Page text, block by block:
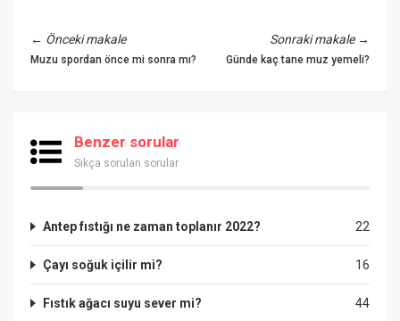
← Önceki makale
Muzu spordan önce mi sonra mı?
Sonraki makale→
Günde kaç tane muz yemeli?
Benzer sorular
Sıkça sorulan sorular
22
Antep fıstığı ne zaman toplanır 2022?
16
Çayı soğuk içilir mi?
44
Fıstık ağacı suyu sever mi?